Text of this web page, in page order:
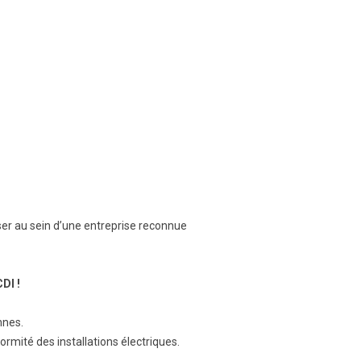
au sein d’une entreprise reconnue
!
des installations électriques.